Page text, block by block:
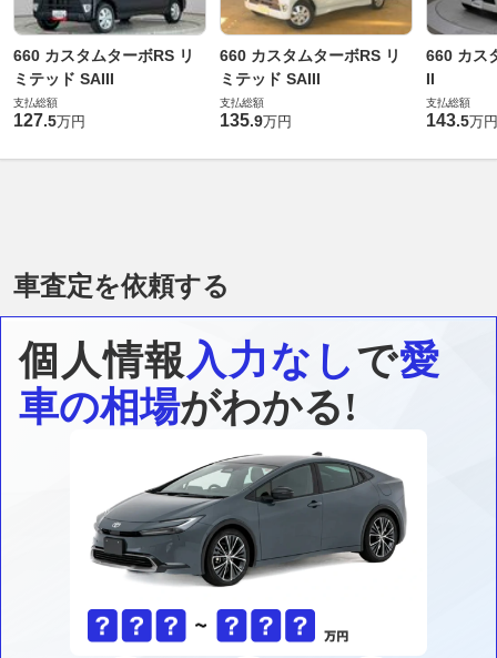
660 カスタムターボRS リ
ミテッド SAIII
支払総額
127.5万円
660 カスタムターボRS リ
ミテッド SAIII
支払総額
135.9万円
660 カス
II
支払総額
143.5万円
車査定を依頼する
個人情報入力なしで愛
車の相場がわかる!